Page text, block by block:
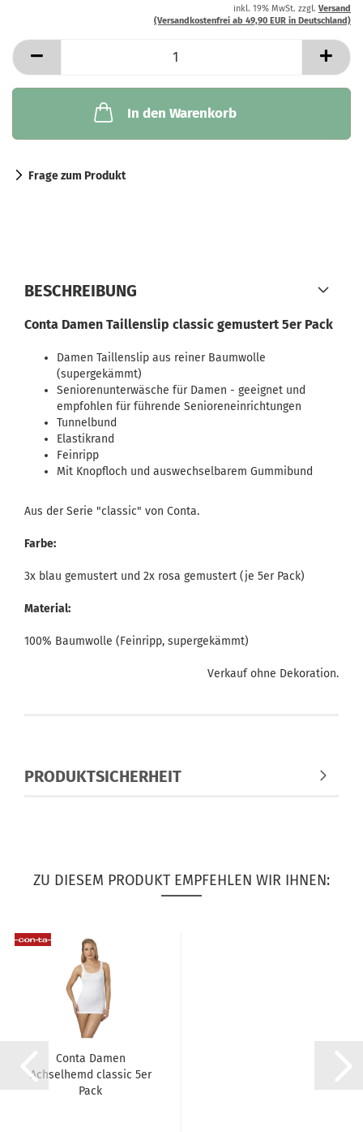
inkl. 19% MwSt. zzgl. Versand
(Versandkostenfrei ab 49,90 EUR in Deutschland)
In den Warenkorb
Frage zum Produkt
BESCHREIBUNG
Conta Damen Taillenslip classic gemustert 5er Pack
Damen Taillenslip aus reiner Baumwolle
(supergekämmt)
Seniorenunterwäsche für Damen - geeignet und
empfohlen für führende Senioreneinrichtungen
Tunnelbund
Elastikrand
Feinripp
Mit Knopfloch und auswechselbarem Gummibund
Aus der Serie "classic" von Conta.
Farbe:
3x blau gemustert und 2x rosa gemustert (je 5er Pack)
Material:
100% Baumwolle (Feinripp, supergekämmt)
Verkauf ohne Dekoration.
PRODUKTSICHERHEIT
ZU DIESEM PRODUKT EMPFEHLEN WIR IHNEN:
Conta Damen
Achselhemd classic 5er
Pack